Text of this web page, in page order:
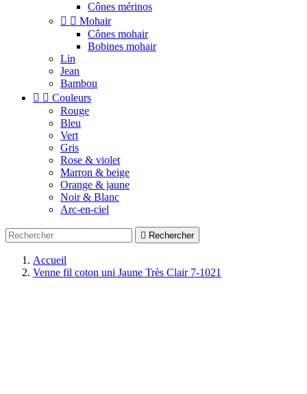
Cônes mérinos
  Mohair
Cônes mohair
Bobines mohair
Lin
Jean
Bambou
  Couleurs
Rouge
Bleu
Vert
Gris
Rose & violet
Marron & beige
Orange & jaune
Noir & Blanc
Arc-en-ciel
 Rechercher
Accueil
Venne fil coton uni Jaune Très Clair 7-1021